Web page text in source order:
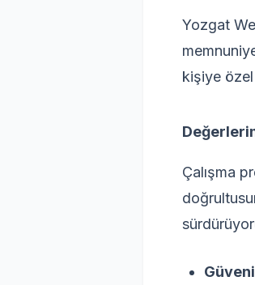
Yozgat
kişiye
Çalışma